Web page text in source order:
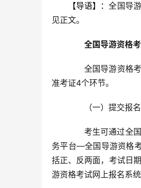
【导语】：全国导
见正文。
全国导游资格
全国导游资格考
准考证4个环节。
（一）提交报名
考生可通过全国
务平台—全国导游资格
括正、反两面，考试日
游资格考试网上报名系